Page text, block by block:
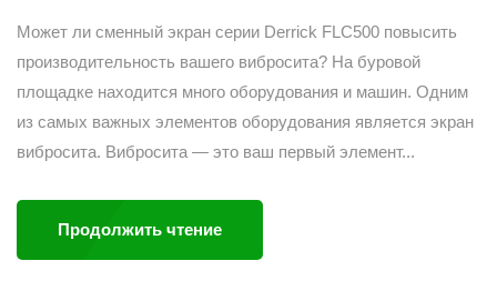
Может ли сменный экран серии Derrick FLC500 повысить
производительность вашего вибросита? На буровой
площадке находится много оборудования и машин. Одним
из самых важных элементов оборудования является экран
вибросита. Вибросита — это ваш первый элемент...
Продолжить чтение